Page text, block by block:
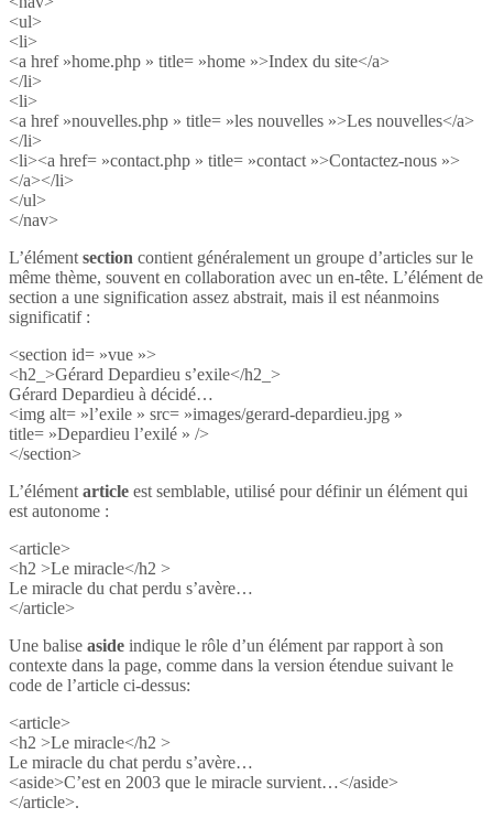
<ul>
<li>
<a href »home.php » title= »home »>Index du site</a>
</li>
<li>
<a href »nouvelles.php » title= »les nouvelles »>Les nouvelles</a>
</li>
<li><a href= »contact.php » title= »contact »>Contactez-nous »>
</a></li>
</ul>
</nav>
L’élément section contient généralement un groupe d’articles sur le
même thème, souvent en collaboration avec un en-tête. L’élément de
section a une signification assez abstrait, mais il est néanmoins
significatif :
<section id= »vue »>
<h2_>Gérard Depardieu s’exile</h2_>
Gérard Depardieu à décidé…
<img alt= »l’exile » src= »images/gerard-depardieu.jpg »
title= »Depardieu l’exilé » />
</section>
L’élément article est semblable, utilisé pour définir un élément qui
est autonome :
<article>
<h2 >Le miracle</h2 >
Le miracle du chat perdu s’avère…
</article>
Une balise aside indique le rôle d’un élément par rapport à son
contexte dans la page, comme dans la version étendue suivant le
code de l’article ci-dessus:
<article>
<h2 >Le miracle</h2 >
Le miracle du chat perdu s’avère…
<aside>C’est en 2003 que le miracle survient…</aside>
</article>.